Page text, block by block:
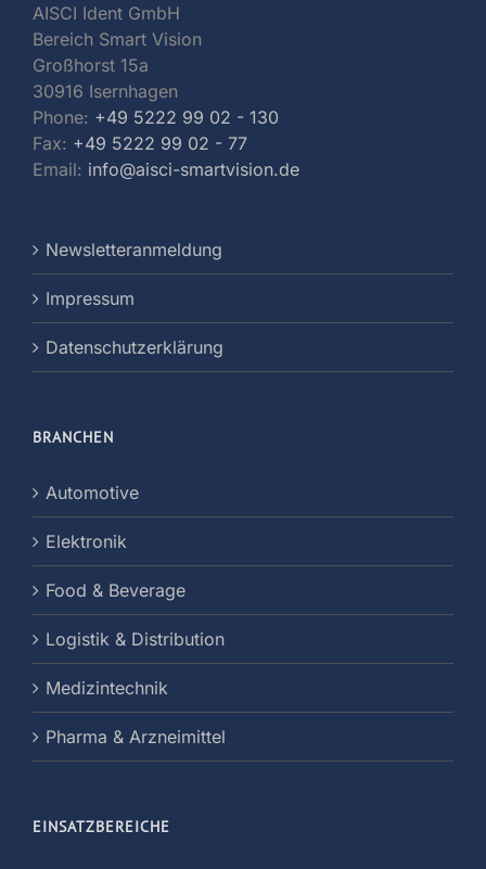
AISCI Ident GmbH
Bereich Smart Vision
Großhorst 15a
30916 Isernhagen
Phone: +49 5222 99 02 - 130
Fax: +49 5222 99 02 - 77
Email: info@aisci-smartvision.de
Newsletteranmeldung
Impressum
Datenschutzerklärung
BRANCHEN
Automotive
Elektronik
Food & Beverage
Logistik & Distribution
Medizintechnik
Pharma & Arzneimittel
EINSATZBEREICHE